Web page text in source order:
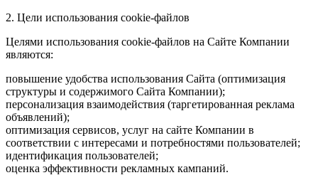
2. Цели использования cookie-файлов
Целями использования cookie-файлов на Сайте Компании
являются:
повышение удобства использования Сайта (оптимизация
структуры и содержимого Сайта Компании);
персонализация взаимодействия (таргетированная реклама
объявлений);
оптимизация сервисов, услуг на сайте Компании в
соответствии с интересами и потребностями пользователей;
идентификация пользователей;
оценка эффективности рекламных кампаний.